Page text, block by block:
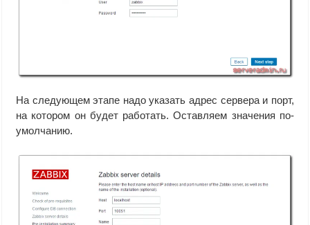
На следующем этапе надо указать адрес сервера и порт,
на котором он будет работать. Оставляем значения по-
умолчанию.